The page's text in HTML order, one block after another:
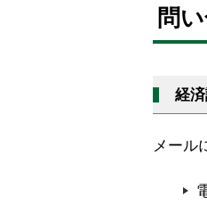
ッ
プ
る
問
経
メール